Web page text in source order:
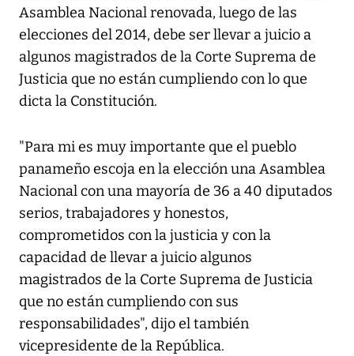
Asamblea Nacional renovada, luego de las
elecciones del 2014, debe ser llevar a juicio a
algunos magistrados de la Corte Suprema de
Justicia que no están cumpliendo con lo que
dicta la Constitución.
"Para mi es muy importante que el pueblo
panameño escoja en la elección una Asamblea
Nacional con una mayoría de 36 a 40 diputados
serios, trabajadores y honestos,
comprometidos con la justicia y con la
capacidad de llevar a juicio algunos
magistrados de la Corte Suprema de Justicia
que no están cumpliendo con sus
responsabilidades", dijo el también
vicepresidente de la República.